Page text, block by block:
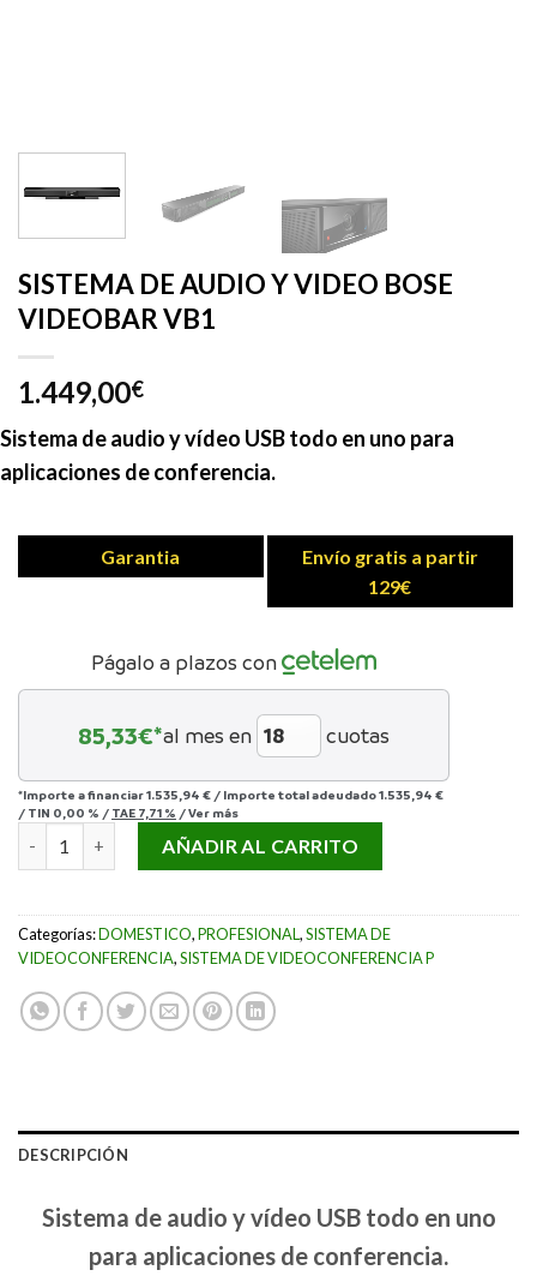
SISTEMA DE AUDIO Y VIDEO BOSE
VIDEOBAR VB1
1.449,00€
Sistema de audio y vídeo USB todo en uno para
aplicaciones de conferencia.
Garantia
Envío gratis a partir
129€
Págalo a plazos con
85,33€*al mes en cuotas
*Importe a financiar1.535,94 € / Importe total adeudado1.535,94 €
/ TIN 0,00 % / TAE 7,71 % /Ver más
SISTEMA DE AUDIO Y VIDEO BOSE VIDEOBAR VB1 cantidad
AÑADIR AL CARRITO
Categorías:DOMESTICO,PROFESIONAL,SISTEMA DE
VIDEOCONFERENCIA,SISTEMA DE VIDEOCONFERENCIA P
DESCRIPCIÓN
Sistema de audio y vídeo USB todo en uno
para aplicaciones de conferencia.